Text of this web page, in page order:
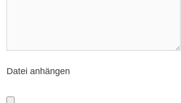
Datei anhängen